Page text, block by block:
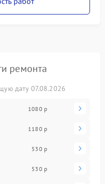
ремонта
дату 07.08.2026
1080 р
1180 р
530 р
530 р